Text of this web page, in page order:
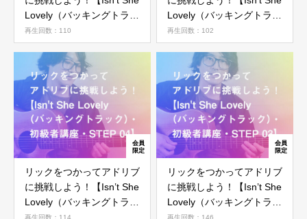
Lovely（バッキングトラッ
ク）・初級者講座・STEP
06】
再生回数：110
Lovely（バッキングトラッ
ク）・初級者講座・STEP
05】
再生回数：102
リックをつかってアドリブ
に挑戦しよう！【Isn’t She
Lovely（バッキングトラッ
再生回数：114
リックをつかってアドリブ
に挑戦しよう！【Isn’t She
Lovely（バッキングトラッ
再生回数：146